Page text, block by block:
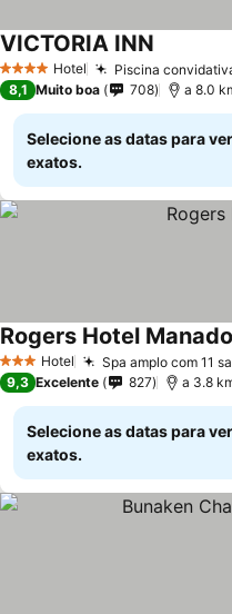
4 EstrelasHotel Piscina
VICTORIA INN
8,1 Muito boa 708 a 8.0
Selecione as datas para
exatos.
3 EstrelasHotel Spa amplo com 11
Rogers Hotel Manado
9,3 Excelente 827 a 3.8
Selecione as datas para
exatos.